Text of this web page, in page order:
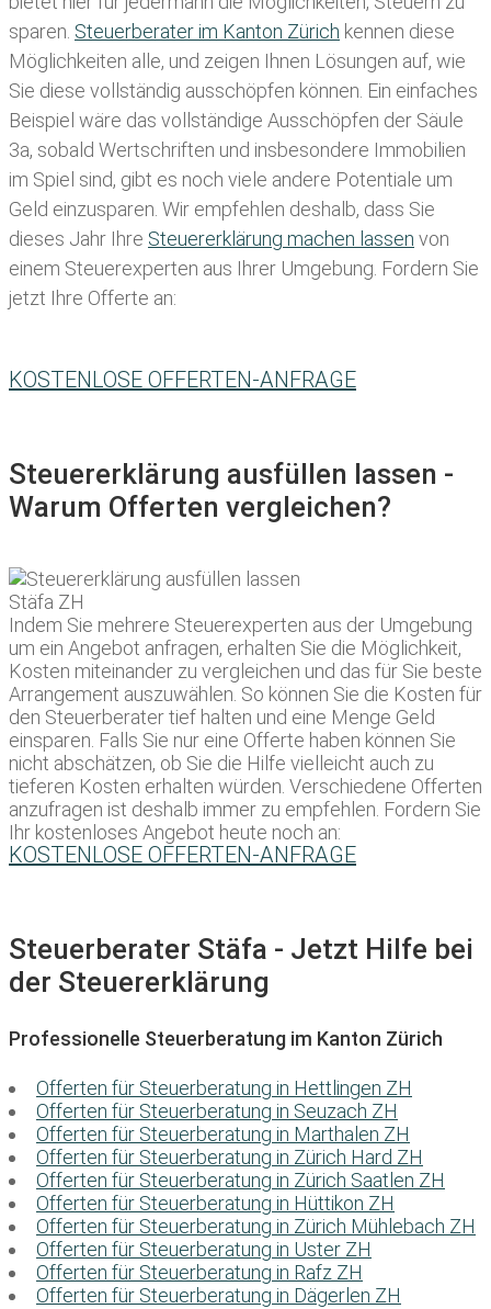
sparen. Steuerberater im K anton Zürich kennen diese
Möglichkeiten alle, und zeigen Ihnen Lösungen auf, wie
Sie diese vollständig ausschöpfen können. Ein einfaches
Beispiel wäre das vollständige Ausschöpfen der Säule
3a, sobald Wertschriften und insbesondere Immobilien
im Spiel sind, gibt es noch viele andere Potentiale um
Geld einzusparen. Wir empfehlen deshalb, dass Sie
dieses Jahr Ihre Steuererklärung machen lassen von
einem Steuerexperten aus Ihrer Umgebung. Fordern Sie
jetzt Ihre Offerte an:
KOSTENLOSE OFFERTEN-ANFRAGE
Steuererklärung ausfüllen lassen -
Warum Offerten vergleichen?
Indem Sie mehrere Steuerexperten aus der Umgebung
um ein Angebot anfragen, erhalten Sie die Möglichkeit,
Kosten miteinander zu vergleichen und das für Sie beste
Arrangement auszuwählen. So können Sie die Kosten für
den Steuerberater tief halten und eine Menge Geld
einsparen. Falls Sie nur eine Offerte haben können Sie
nicht abschätzen, ob Sie die Hilfe vielleicht auch zu
tieferen Kosten erhalten würden. Verschiedene Offerten
anzufragen ist deshalb immer zu empfehlen. Fordern Sie
Ihr kostenloses Angebot heute noch an:
KOSTENLOSE OFFERTEN-ANFRAGE
Steuerberater Stäfa - Jetzt Hilfe bei
der Steuererklärung
Professionelle Steuerberatung im Kanton Zürich
Offerten für Steuerberatung in Hettlingen ZH
Offerten für Steuerberatung in Seuzach ZH
Offerten für Steuerberatung in Marthalen ZH
Offerten für Steuerberatung in Zürich Hard ZH
Offerten für Steuerberatung in Zürich Saatlen ZH
Offerten für Steuerberatung in Hüttikon ZH
Offerten für Steuerberatung in Zürich Mühlebach ZH
Offerten für Steuerberatung in Uster ZH
Offerten für Steuerberatung in Rafz ZH
Offerten für Steuerberatung in Dägerlen ZH